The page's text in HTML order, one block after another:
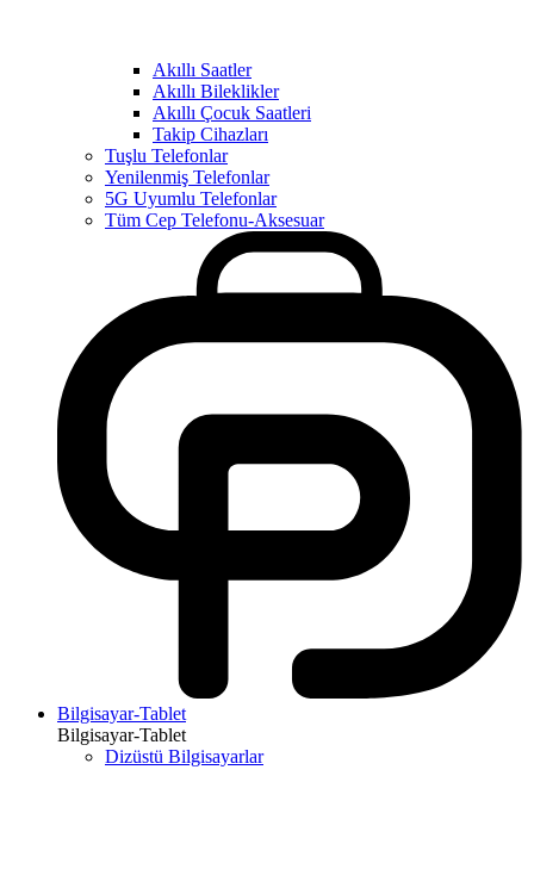
Akıllı Saatler
Akıllı Bileklikler
Akıllı Çocuk Saatleri
Takip Cihazları
Tuşlu Telefonlar
Yenilenmiş Telefonlar
5G Uyumlu Telefonlar
Tüm Cep Telefonu-Aksesuar
Bilgisayar-Tablet
Bilgisayar-Tablet
Dizüstü Bilgisayarlar